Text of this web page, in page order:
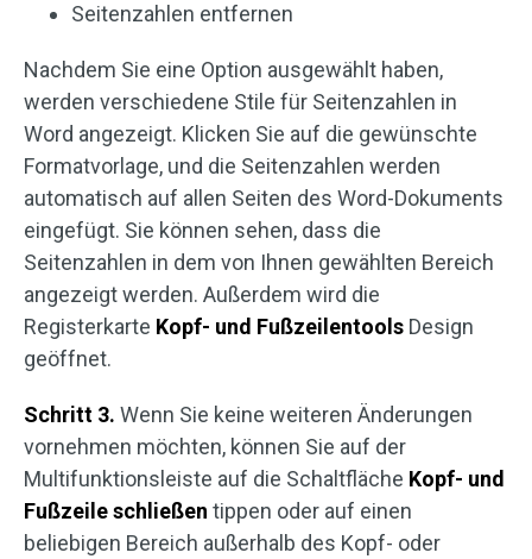
Seitenzahlen entfernen
Nachdem Sie eine Option ausgewählt haben,
werden verschiedene Stile für Seitenzahlen in
Word angezeigt. Klicken Sie auf die gewünschte
Formatvorlage, und die Seitenzahlen werden
automatisch auf allen Seiten des Word-Dokuments
eingefügt. Sie können sehen, dass die
Seitenzahlen in dem von Ihnen gewählten Bereich
angezeigt werden. Außerdem wird die
Registerkarte Kopf- und Fußzeilentools Design
geöffnet.
Schritt 3. Wenn Sie keine weiteren Änderungen
vornehmen möchten, können Sie auf der
Multifunktionsleiste auf die Schaltfläche Kopf- und
Fußzeile schließen tippen oder auf einen
beliebigen Bereich außerhalb des Kopf- oder